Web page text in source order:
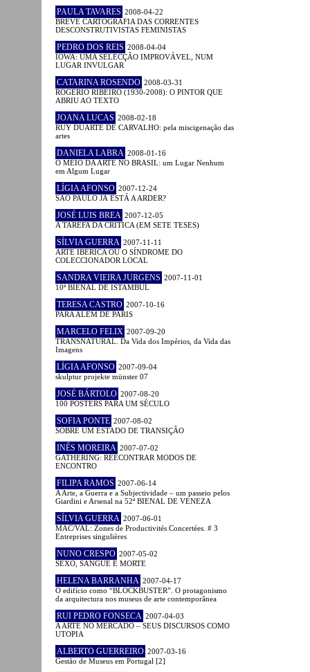
PAULA TAVARES 2008-04-22
BREVE CARTOGRAFIA DAS CORRENTES
DESCONSTRUTIVISTAS FEMINISTAS
PEDRO DOS REIS 2008-04-04
IOWA: UMA SELECÇÃO IMPROVÁVEL, NUM
LUGAR INVULGAR
CATARINA ROSENDO 2008-03-31
ROGÉRIO RIBEIRO (1930-2008): O PINTOR QUE
ABRIU AO TEXTO
JOANA LUCAS 2008-02-18
RUY DUARTE DE CARVALHO: pela miscigenação das
artes
DANIELA LABRA 2008-01-16
O MEIO DA ARTE NO BRASIL: um Lugar Nenhum
em Algum Lugar
LÍGIA AFONSO 2007-12-24
SÃO PAULO JÁ ESTÁ A ARDER?
JOSÉ LUIS BREA 2007-12-05
A TAREFA DA CRÍTICA (EM SETE TESES)
SÍLVIA GUERRA 2007-11-11
ARTE IBÉRICA OU O SÍNDROME DO
COLECCIONADOR LOCAL
SANDRA VIEIRA JURGENS 2007-11-01
10ª BIENAL DE ISTAMBUL
TERESA CASTRO 2007-10-16
PARA ALÉM DE PARIS
MARCELO FELIX 2007-09-20
TRANSNATURAL. Da Vida dos Impérios, da Vida das
Imagens
LÍGIA AFONSO 2007-09-04
skulptur projekte münster 07
JOSÉ BÁRTOLO 2007-08-20
100 POSTERS PARA UM SÉCULO
SOFIA PONTE 2007-08-02
SOBRE UM ESTADO DE TRANSIÇÃO
INÊS MOREIRA 2007-07-02
GATHERING: REECONTRAR MODOS DE
ENCONTRO
FILIPA RAMOS 2007-06-14
A Arte, a Guerra e a Subjectividade – um passeio pelos
Giardini e Arsenal na 52ª BIENAL DE VENEZA
SÍLVIA GUERRA 2007-06-01
MAC/VAL: Zones de Productivités Concertées. # 3
Entreprises singulières
NUNO CRESPO 2007-05-02
SEXO, SANGUE E MORTE
HELENA BARRANHA 2007-04-17
O edifício como “BLOCKBUSTER”. O protagonismo
da arquitectura nos museus de arte contemporânea
RUI PEDRO FONSECA 2007-04-03
A ARTE NO MERCADO – SEUS DISCURSOS COMO
UTOPIA
ALBERTO GUERREIRO 2007-03-16
Gestão de Museus em Portugal [2]